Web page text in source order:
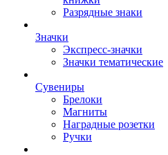
Разрядные знаки
Значки
Экспресс-значки
Значки тематические
Сувениры
Брелоки
Магниты
Наградные розетки
Ручки